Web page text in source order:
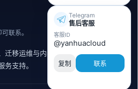
联系。
迁移运维与内容同步支持的云
支持。
Telegram
售后客服
客服ID
@yanhuacloud
复制 联系